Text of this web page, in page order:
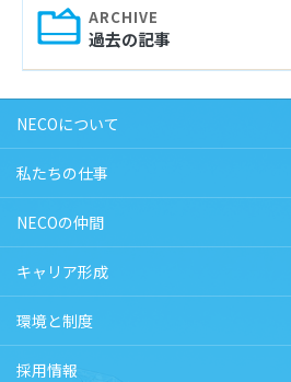
過去の記事
NECOについて
私たちの仕事
NECOの仲間
キャリア形成
環境と制度
採用情報